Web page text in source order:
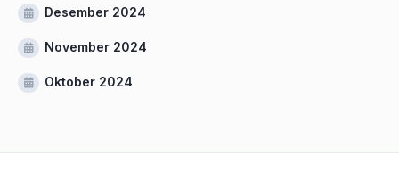
Desember 2024
November 2024
Oktober 2024